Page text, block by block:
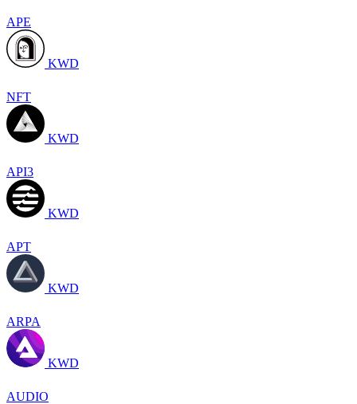
APE
KWD
NFT
KWD
API3
KWD
APT
KWD
ARPA
KWD
AUDIO